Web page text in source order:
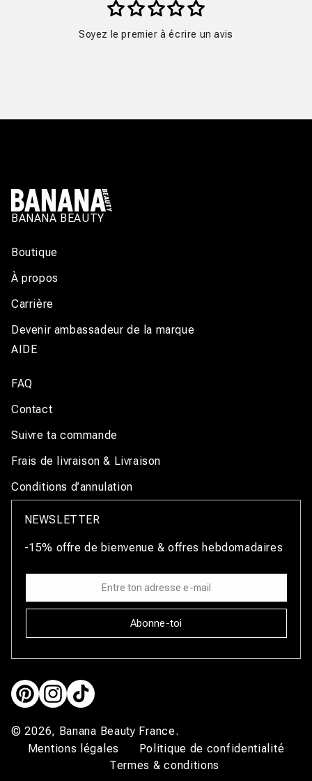
Soyez le premier à écrire un avis
BANANA BEAUTY
Boutique
À propos
Carrière
Devenir ambassadeur de la marque
AIDE
FAQ
Contact
Suivre ta commande
Frais de livraison & Livraison
Conditions d’annulation
NEWSLETTER
-15% offre de bienvenue & offres hebdomadaires
Abonne-toi
PinterestInstagramTikTok
© 2026, Banana Beauty France.
Mentions légales
Politique de confidentialité
Termes & conditions